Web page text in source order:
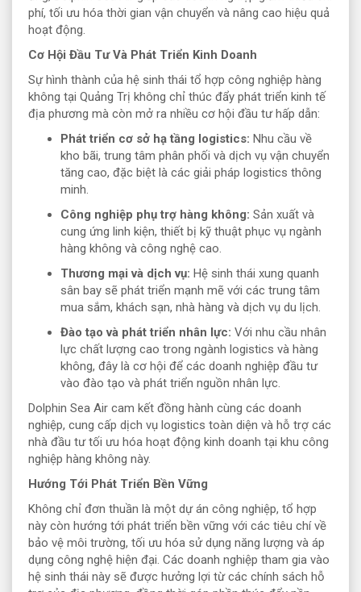
phí, tối ưu hóa thời gian vận chuyển và nâng cao hiệu quả
hoạt động.
Cơ Hội Đầu Tư Và Phát Triển Kinh Doanh
Sự hình thành của hệ sinh thái tổ hợp công nghiệp hàng
không tại Quảng Trị không chỉ thúc đẩy phát triển kinh tế
địa phương mà còn mở ra nhiều cơ hội đầu tư hấp dẫn:
Phát triển cơ sở hạ tầng logistics: Nhu cầu về
kho bãi, trung tâm phân phối và dịch vụ vận chuyển
tăng cao, đặc biệt là các giải pháp logistics thông
minh.
Công nghiệp phụ trợ hàng không: Sản xuất và
cung ứng linh kiện, thiết bị kỹ thuật phục vụ ngành
hàng không và công nghệ cao.
Thương mại và dịch vụ: Hệ sinh thái xung quanh
sân bay sẽ phát triển mạnh mẽ với các trung tâm
mua sắm, khách sạn, nhà hàng và dịch vụ du lịch.
Đào tạo và phát triển nhân lực: Với nhu cầu nhân
lực chất lượng cao trong ngành logistics và hàng
không, đây là cơ hội để các doanh nghiệp đầu tư
vào đào tạo và phát triển nguồn nhân lực.
Dolphin Sea Air cam kết đồng hành cùng các doanh
nghiệp, cung cấp dịch vụ logistics toàn diện và hỗ trợ các
nhà đầu tư tối ưu hóa hoạt động kinh doanh tại khu công
nghiệp hàng không này.
Hướng Tới Phát Triển Bền Vững
Không chỉ đơn thuần là một dự án công nghiệp, tổ hợp
này còn hướng tới phát triển bền vững với các tiêu chí về
bảo vệ môi trường, tối ưu hóa sử dụng năng lượng và áp
dụng công nghệ hiện đại. Các doanh nghiệp tham gia vào
hệ sinh thái này sẽ được hưởng lợi từ các chính sách hỗ